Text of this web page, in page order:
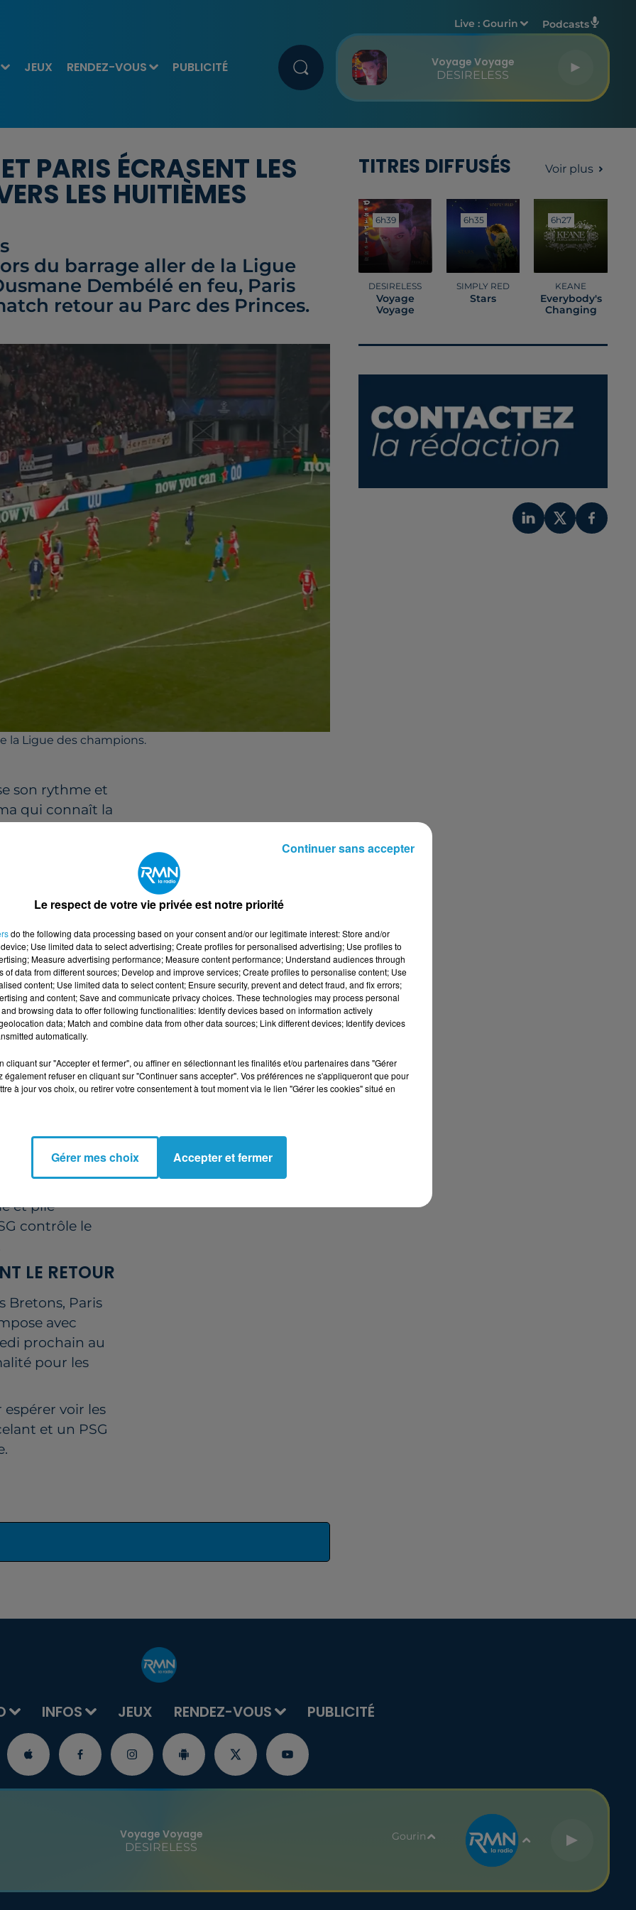
JEUX RENDEZ-VOUS PUBLICITÉ
Live :Gourin Podcasts
Voyage Voyage
DESIRELESS
PARIS ÉCRASENT LES
LES HUITIÈMES
du barrage aller de la Ligue
Dembélé en feu, Paris
retour au Parc des Princes.
la Ligue des champions.
son rythme et
qui connaît la
contrée
sans
l’avantage.
l’arbitre
VAR. Vitinha,
l’avantage au
sur les poteaux,
surgit et
DÉCISIF
mais
au premier
croit inscrire
annulé pour
minute,
et plie
contrôle le
LE RETOUR
Bretons, Paris
avec
prochain au
pour les
voir les
et un PSG
TITRES DIFFUSÉS Voir plus
6h39
6h39
DESIRELESS
Voyage
Voyage
6h35
6h35
SIMPLY RED
Stars
6h27
6h27
KEANE
Everybody's
Changing
INFOS JEUX RENDEZ-VOUS PUBLICITÉ
Voyage Voyage
DESIRELESS
Gourin
Le respect de votre vie privée est notre priorité
do the following data processing based on your consent and/or our legitimate interest: Store and/or
Use limited data to select advertising; Create profiles for personalised advertising; Use profiles to
Measure advertising performance; Measure content performance; Understand audiences through
of data from different sources; Develop and improve services; Create profiles to personalise content; Use
content; Use limited data to select content; Ensure security, prevent and detect fraud, and fix errors;
and content; Save and communicate privacy choices. These technologies may process personal
browsing data to offer following functionalities: Identify devices based on information actively
data; Match and combine data from other data sources; Link different devices; Identify devices
automatically.
cliquant sur "Accepter et fermer", ou affiner en sélectionnant les finalités et/ou partenaires dans "Gérer
également refuser en cliquant sur "Continuer sans accepter". Vos préférences ne s'appliqueront que pour
à jour vos choix, ou retirer votre consentement à tout moment via le lien "Gérer les cookies" situé en
Gérer mes choix Accepter et fermer
Continuer sans accepter